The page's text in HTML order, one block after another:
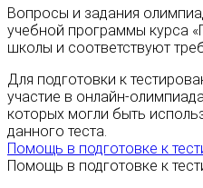
Вопросы и задания
учебной программы курса
школы и соответствуют
Для подготовки к
участие в онлайн-
которых могли быть
данного теста.
Помощь в подготовке к
Помощь в подготовке к